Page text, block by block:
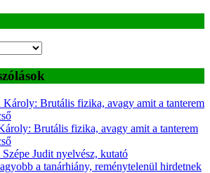
Károly: Brutális fizika, avagy amit a tanterem
Brutális fizika, avagy amit a tanterem
Judit nyelvész, kutató
a tanárhiány, reménytelenül hirdetnek